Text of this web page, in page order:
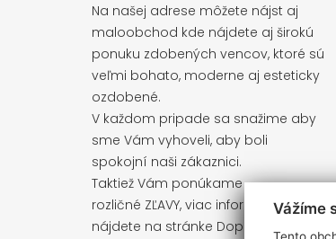
Na našej adrese môžete nájst aj
maloobchod kde nájdete aj širokú
ponuku zdobených vencov, ktoré sú
veľmi bohato, moderne aj esteticky
ozdobené.
V každom pripade sa snažime aby
sme Vám vyhoveli, aby boli
spokojní naši zákaznici.
Taktiež Vám ponúkame
rozličné ZĽAVY, viac informácií
nájdete na stránke Doprava, platba
Vážíme